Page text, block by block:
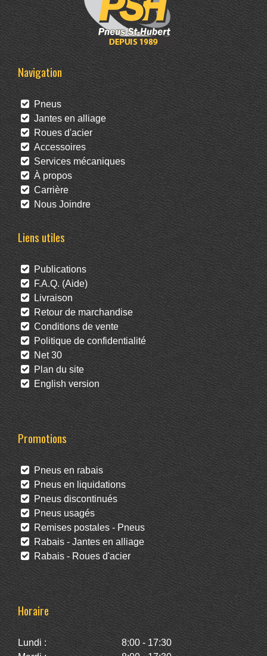
Navigation
Pneus
Jantes en alliage
Roues d'acier
Accessoires
Services mécaniques
À propos
Carrière
Nous Joindre
Liens utiles
Publications
F.A.Q. (Aide)
Livraison
Retour de marchandise
Conditions de vente
Politique de confidentialité
Net 30
Plan du site
English version
Promotions
Pneus en rabais
Pneus en liquidations
Pneus discontinués
Pneus usagés
Remises postales - Pneus
Rabais - Jantes en alliage
Rabais - Roues d'acier
Horaire
Lundi :
8:00 - 17:30